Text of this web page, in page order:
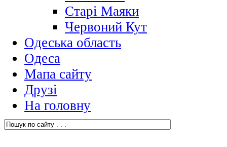
Старі Маяки
Червоний Кут
Одеська область
Одеса
Мапа сайту
Друзі
На головну